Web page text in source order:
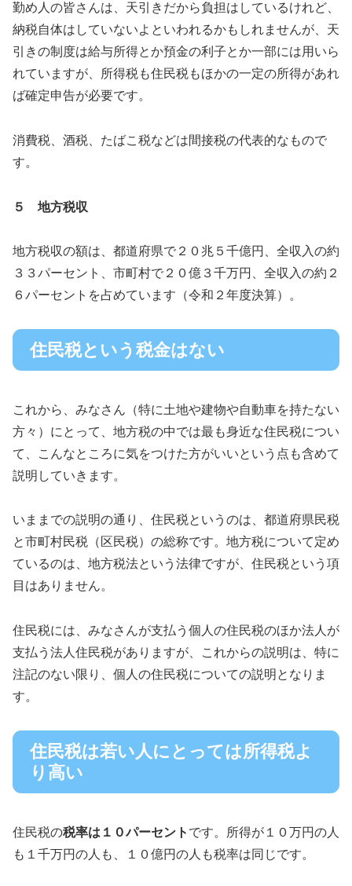
勤め人の皆さんは、天引きだから負担はしているけれど、
納税自体はしていないよといわれるかもしれませんが、天
引きの制度は給与所得とか預金の利子とか一部には用いら
れていますが、所得税も住民税もほかの一定の所得があれ
ば確定申告が必要です。
消費税、酒税、たばこ税などは間接税の代表的なもので
す。
５ 地方税収
地方税収の額は、都道府県で２０兆５千億円、全収入の約
３３パーセント、市町村で２０億３千万円、全収入の約２
６パーセントを占めています（令和２年度決算）。
住民税という税金はない
これから、みなさん（特に土地や建物や自動車を持たない
方々）にとって、地方税の中では最も身近な住民税につい
て、こんなところに気をつけた方がいいという点も含めて
説明していきます。
いままでの説明の通り、住民税というのは、都道府県民税
と市町村民税（区民税）の総称です。地方税について定め
ているのは、地方税法という法律ですが、住民税という項
目はありません。
住民税には、みなさんが支払う個人の住民税のほか法人が
支払う法人住民税がありますが、これからの説明は、特に
注記のない限り、個人の住民税についての説明となりま
す。
住民税は若い人にとっては所得税よ
り高い
住民税の税率は１０パーセント です。所得が１０万円の人
も１千万円の人も、１０億円の人も税率は同じです。